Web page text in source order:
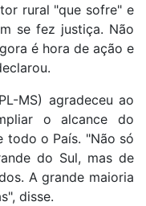
rural "que sofre" e
se fez justiça. Não
é hora de ação e
MS) agradeceu ao
o alcance do
todo o País. "Não só
do Sul, mas de
A grande maioria
disse.